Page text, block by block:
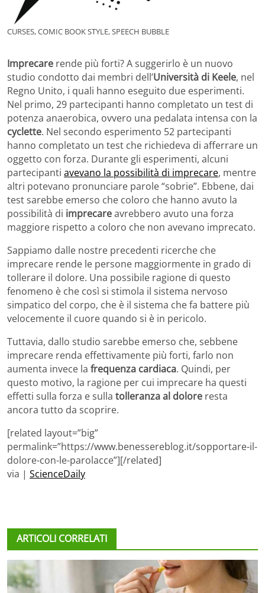
CURSES, COMIC BOOK STYLE, SPEECH BUBBLE
Imprecare rende più forti? A suggerirlo è un nuovo
studio condotto dai membri dell’Università di Keele, nel
Regno Unito, i quali hanno eseguito due esperimenti.
Nel primo, 29 partecipanti hanno completato un test di
potenza anaerobica, ovvero una pedalata intensa con la
cyclette. Nel secondo esperimento 52 partecipanti
hanno completato un test che richiedeva di afferrare un
oggetto con forza. Durante gli esperimenti, alcuni
partecipanti avevano la possibilità di imprecare, mentre
altri potevano pronunciare parole “sobrie”. Ebbene, dai
test sarebbe emerso che coloro che hanno avuto la
possibilità di imprecareavrebbero avuto una forza
maggiore rispetto a coloro che non avevano imprecato.
Sappiamo dalle nostre precedenti ricerche che
imprecare rende le persone maggiormente in grado di
tollerare il dolore. Una possibile ragione di questo
fenomeno è che così si stimola il sistema nervoso
simpatico del corpo, che è il sistema che fa battere più
velocemente il cuore quando si è in pericolo.
Tuttavia, dallo studio sarebbe emerso che, sebbene
imprecare renda effettivamente più forti, farlo non
aumenta invece la frequenza cardiaca. Quindi, per
questo motivo, la ragione per cui imprecare ha questi
effetti sulla forza e sulla tolleranza al dolore resta
ancora tutto da scoprire.
[related layout=”big”
permalink=”https://www.benessereblog.it/sopportare-il-
dolore-con-le-parolacce”][/related]
via | ScienceDaily
ARTICOLI CORRELATI